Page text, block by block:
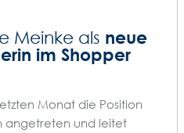
Meinke als neue
im Shopper
Monat die Position
angetreten und leitet